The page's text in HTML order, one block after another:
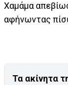
Χαμάμα
αφήνωντας
Τα ακίνητα